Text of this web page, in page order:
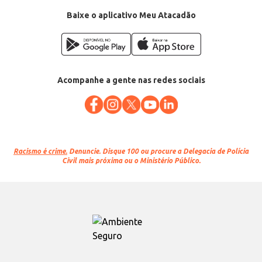
Baixe o aplicativo Meu Atacadão
Acompanhe a gente nas redes sociais
Racismo é crime. Denuncie. Disque 100 ou procure a Delegacia de Polícia
Civil mais próxima ou o Ministério Público.